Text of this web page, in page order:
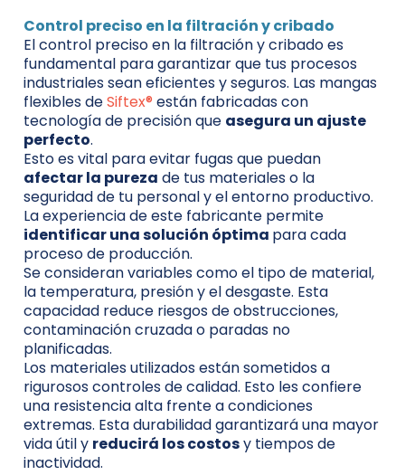
Control preciso en la filtración y cribado
El control preciso en la filtración y cribado es
fundamental para garantizar que tus procesos
industriales sean eficientes y seguros. Las mangas
flexibles deSiftex® están fabricadas con
tecnología de precisión que asegura un ajuste
perfecto.
Esto es vital para evitar fugas que puedan
afectar la pureza de tus materiales o la
seguridad de tu personal y el entorno productivo.
La experiencia de este fabricante permite
identificar una solución óptima para cada
proceso de producción.
Se consideran variables como el tipo de material,
la temperatura, presión y el desgaste. Esta
capacidad reduce riesgos de obstrucciones,
contaminación cruzada o paradas no
planificadas.
Los materiales utilizados están sometidos a
rigurosos controles de calidad. Esto les confiere
una resistencia alta frente a condiciones
extremas. Esta durabilidad garantizará una mayor
vida útil y reducirá los costosy tiempos de
inactividad.